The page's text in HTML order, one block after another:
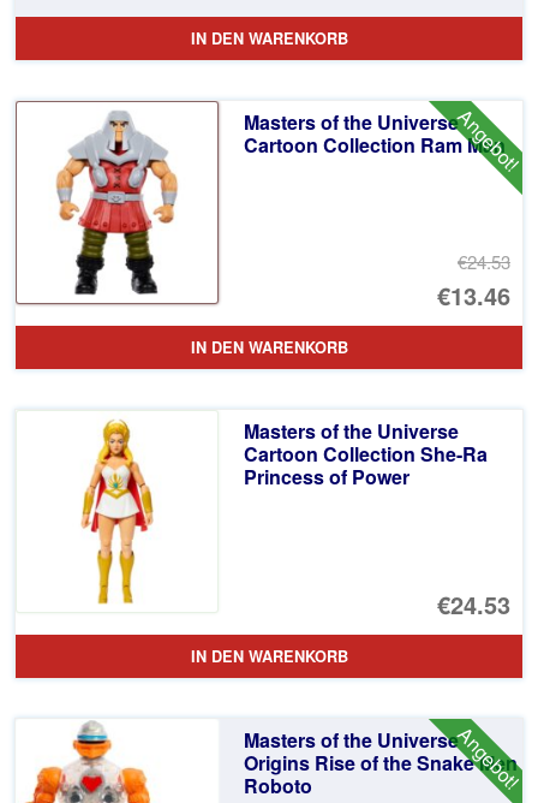
IN DEN WARENKORB
Angebot!
Masters of the Universe
Cartoon Collection Ram Man
€24.53
€13.46
IN DEN WARENKORB
Masters of the Universe
Cartoon Collection She-Ra
Princess of Power
€24.53
IN DEN WARENKORB
Angebot!
Masters of the Universe
Origins Rise of the Snake Men
Roboto